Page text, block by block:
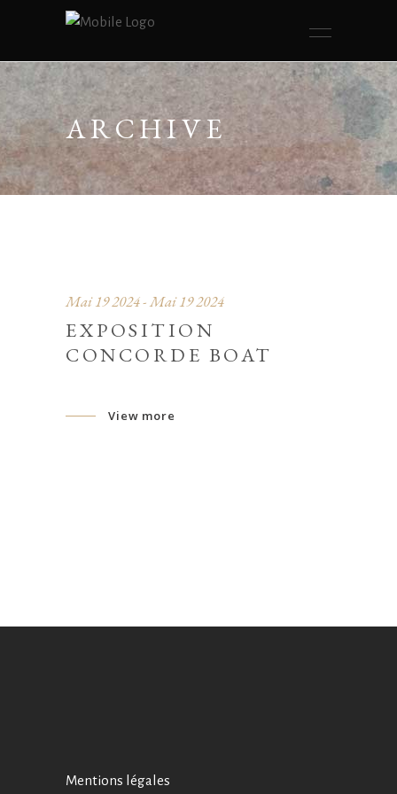
ARCHIVE
Mai 19 2024 - Mai 19 2024
EXPOSITION
CONCORDE BOAT
View more
Mentions légales